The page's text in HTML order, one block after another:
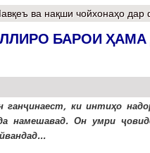
ва нақши чойхонаҳо
БАРОИ
ганҷинаест, ки интиҳо
намешавад. Он умри